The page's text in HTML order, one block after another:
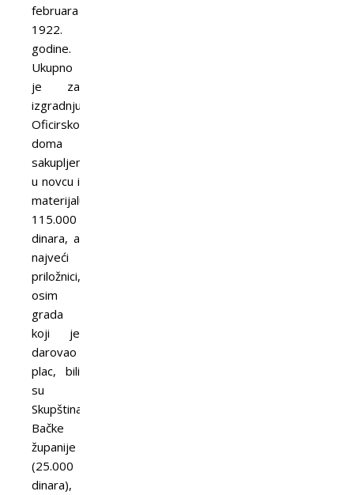
februara
1922.
godine.
Ukupno
je za
izgradnju
Oficirskog
doma
sakupljeno
u novcu i
materijalu
115.000
dinara, a
najveći
priložnici,
osim
grada
koji je
darovao
plac, bili
su
Skupština
Bačke
županije
(25.000
dinara),